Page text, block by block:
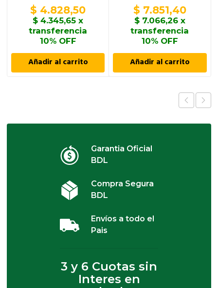
$ 4.828,50
$ 4.345,65 x
transferencia
10% OFF
Añadir al carrito
$ 7.851,40
$7.066,26x
transferencia
10% OFF
Añadir al carrito
Garantia Oficial
BDL
Compra Segura
BDL
Envíos a todo el
Pais
3 y 6 Cuotas sin
Interes en